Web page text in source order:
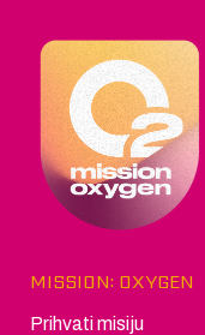
MISSION: OXYGEN
Prihvati misiju